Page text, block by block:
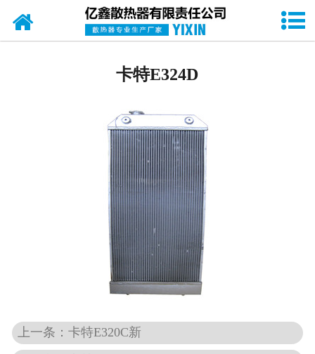
网站首页
- 装载机水箱
油散热器
发电机组水箱
卡特E324D
上一条：卡特E320C新